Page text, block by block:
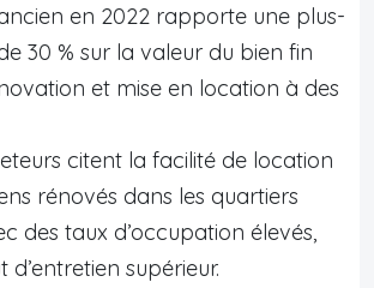
en 2022 rapporte une plus-
30 % sur la valeur du bien fin
et mise en location à des
citent la facilité de location
rénovés dans les quartiers
des taux d’occupation élevés,
supérieur.